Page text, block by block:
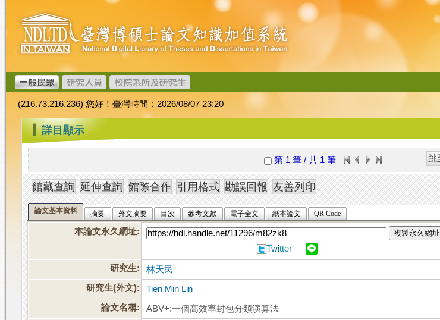
跳
到
主
要
內
容
臺
灣
博
碩
士
論
文
加
值
系
統
(216.73.216.236) 您好！臺灣時間：2026/08/07 23:20
::: 詳目顯示
第 1 筆 / 共 1 筆
論文基本資料 摘要 外文摘要 目次 參考文獻 電子全文 紙本論文 QR Code
本論文永久網址: 複製永久網址
Twitter
研究生:
林天民
研究生(外文):
Tien Min Lin
論文名稱:
ABV+:一個高效率封包分類演算法